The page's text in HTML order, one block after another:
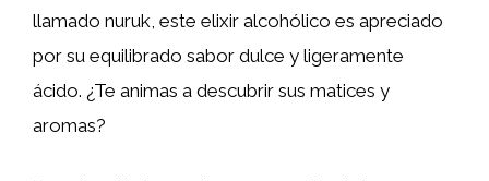
llamado nuruk, este elixir alcohólico es apreciado
por su equilibrado sabor dulce y ligeramente
ácido. ¿Te animas a descubrir sus matices y
aromas?